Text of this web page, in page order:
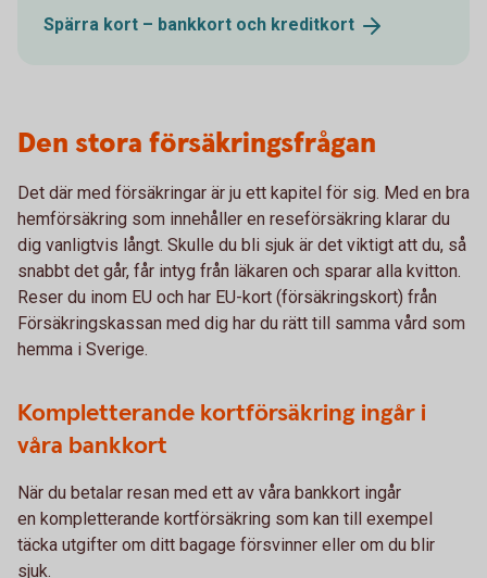
Spärra kort – bankkort och kreditkort
Den stora försäkringsfrågan
Det där med försäkringar är ju ett kapitel för sig. Med en bra
hemförsäkring som innehåller en reseförsäkring klarar du
dig vanligtvis långt. Skulle du bli sjuk är det viktigt att du, så
snabbt det går, får intyg från läkaren och sparar alla kvitton.
Reser du inom EU och har EU-kort (försäkringskort) från
Försäkringskassan med dig har du rätt till samma vård som
hemma i Sverige.
Kompletterande kortförsäkring ingår i
våra bankkort
När du betalar resan med ett av våra bankkort ingår
en kompletterande kortförsäkring som kan till exempel
täcka utgifter om ditt bagage försvinner eller om du blir
sjuk.